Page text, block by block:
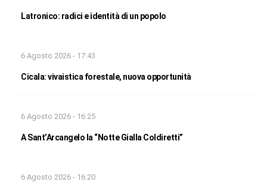
Latronico: radici e identità di un popolo
6 Agosto 2026 - 17:43
Cicala: vivaistica forestale, nuova opportunità
6 Agosto 2026 - 16:25
A Sant’Arcangelo la “Notte Gialla Coldiretti”
6 Agosto 2026 - 16:20